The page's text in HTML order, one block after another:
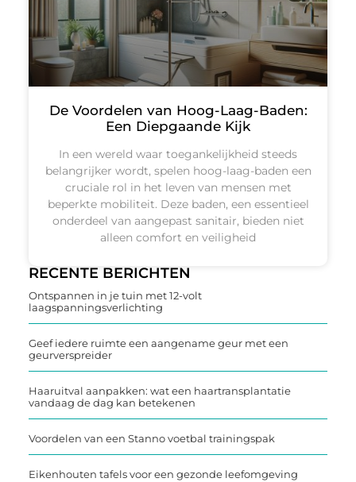
RECENTE BERICHTEN
Ontspannen in je tuin met 12-volt
laagspanningsverlichting
Geef iedere ruimte een aangename geur met een
geurverspreider
Haaruitval aanpakken: wat een haartransplantatie
vandaag de dag kan betekenen
Voordelen van een Stanno voetbal trainingspak
Eikenhouten tafels voor een gezonde leefomgeving
De Voordelen van Hoog-Laag-Baden:
Een Diepgaande Kijk
In een wereld waar toegankelijkheid steeds
belangrijker wordt, spelen hoog-laag-baden een
cruciale rol in het leven van mensen met
beperkte mobiliteit. Deze baden, een essentieel
onderdeel van aangepast sanitair, bieden niet
alleen comfort en veiligheid